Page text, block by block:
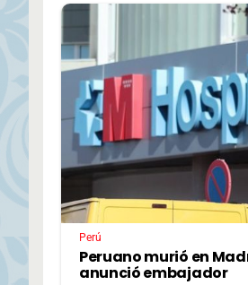
Perú
Peruano murió en
anunció embajador